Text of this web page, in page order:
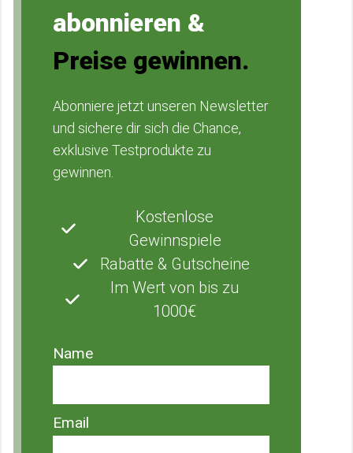
abonnieren &
Preise gewinnen.
Abonniere jetzt unseren Newsletter
und sichere dir sich die Chance,
exklusive Testprodukte zu
gewinnen.
Kostenlose
Gewinnspiele
Rabatte & Gutscheine
Im Wert von bis zu
1000€
Name
Email